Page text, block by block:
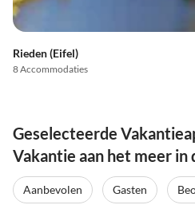
Rieden (Eifel)
8 Accommodaties
Geselecteerde
Vakantie aan het meer in
Aanbevolen Gasten